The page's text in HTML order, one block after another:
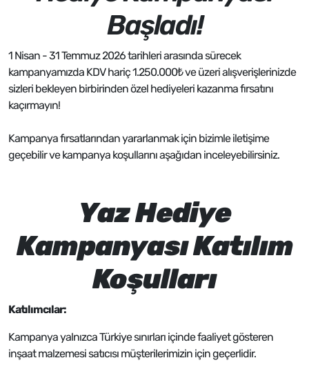
Başladı!
1 Nisan - 31 Temmuz 2026 tarihleri arasında sürecek
kampanyamızda KDV hariç 1.250.000₺ ve üzeri alışverişlerinizde
sizleri bekleyen birbirinden özel hediyeleri kazanma fırsatını
kaçırmayın!
Kampanya fırsatlarından yararlanmak için bizimle iletişime
geçebilir ve kampanya koşullarını aşağıdan inceleyebilirsiniz.
Yaz Hediye
Kampanyası Katılım
Koşulları
Katılımcılar:
Kampanya yalnızca Türkiye sınırları içinde faaliyet gösteren
inşaat malzemesi satıcısı müşterilerimizin için geçerlidir.